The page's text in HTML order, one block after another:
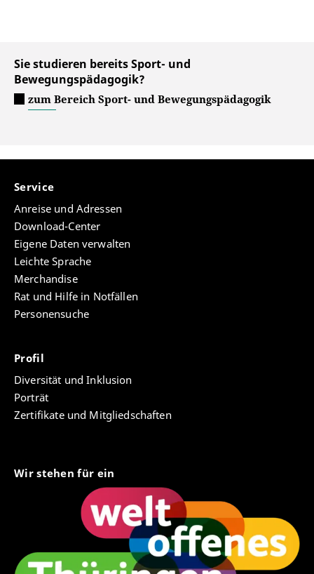
Sie studieren bereits Sport- und
Bewegungspädagogik?
zum Bereich Sport- und Bewegungspädagogik
Service
Anreise und Adressen
Download-Center
Eigene Daten verwalten
Leichte Sprache
Merchandise
Rat und Hilfe in Notfällen
Personensuche
Profil
Diversität und Inklusion
Porträt
Zertifikate und Mitgliedschaften
Wir stehen für ein